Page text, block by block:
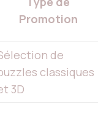
Promotion
de
classiques
3D